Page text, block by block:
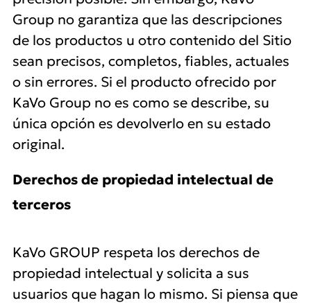
Group no garantiza que las descripciones
de los productos u otro contenido del Sitio
sean precisos, completos, fiables, actuales
o sin errores. Si el producto ofrecido por
KaVo Group no es como se describe, su
única opción es devolverlo en su estado
original.
Derechos de propiedad intelectual de
terceros
KaVo GROUP respeta los derechos de
propiedad intelectual y solicita a sus
usuarios que hagan lo mismo. Si piensa que